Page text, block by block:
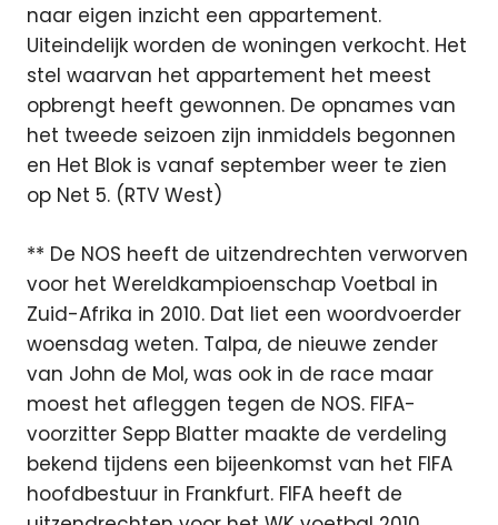
naar eigen inzicht een appartement.
Uiteindelijk worden de woningen verkocht. Het
stel waarvan het appartement het meest
opbrengt heeft gewonnen. De opnames van
het tweede seizoen zijn inmiddels begonnen
en Het Blok is vanaf september weer te zien
op Net 5. (RTV West)
** De NOS heeft de uitzendrechten verworven
voor het Wereldkampioenschap Voetbal in
Zuid-Afrika in 2010. Dat liet een woordvoerder
woensdag weten. Talpa, de nieuwe zender
van John de Mol, was ook in de race maar
moest het afleggen tegen de NOS. FIFA-
voorzitter Sepp Blatter maakte de verdeling
bekend tijdens een bijeenkomst van het FIFA
hoofdbestuur in Frankfurt. FIFA heeft de